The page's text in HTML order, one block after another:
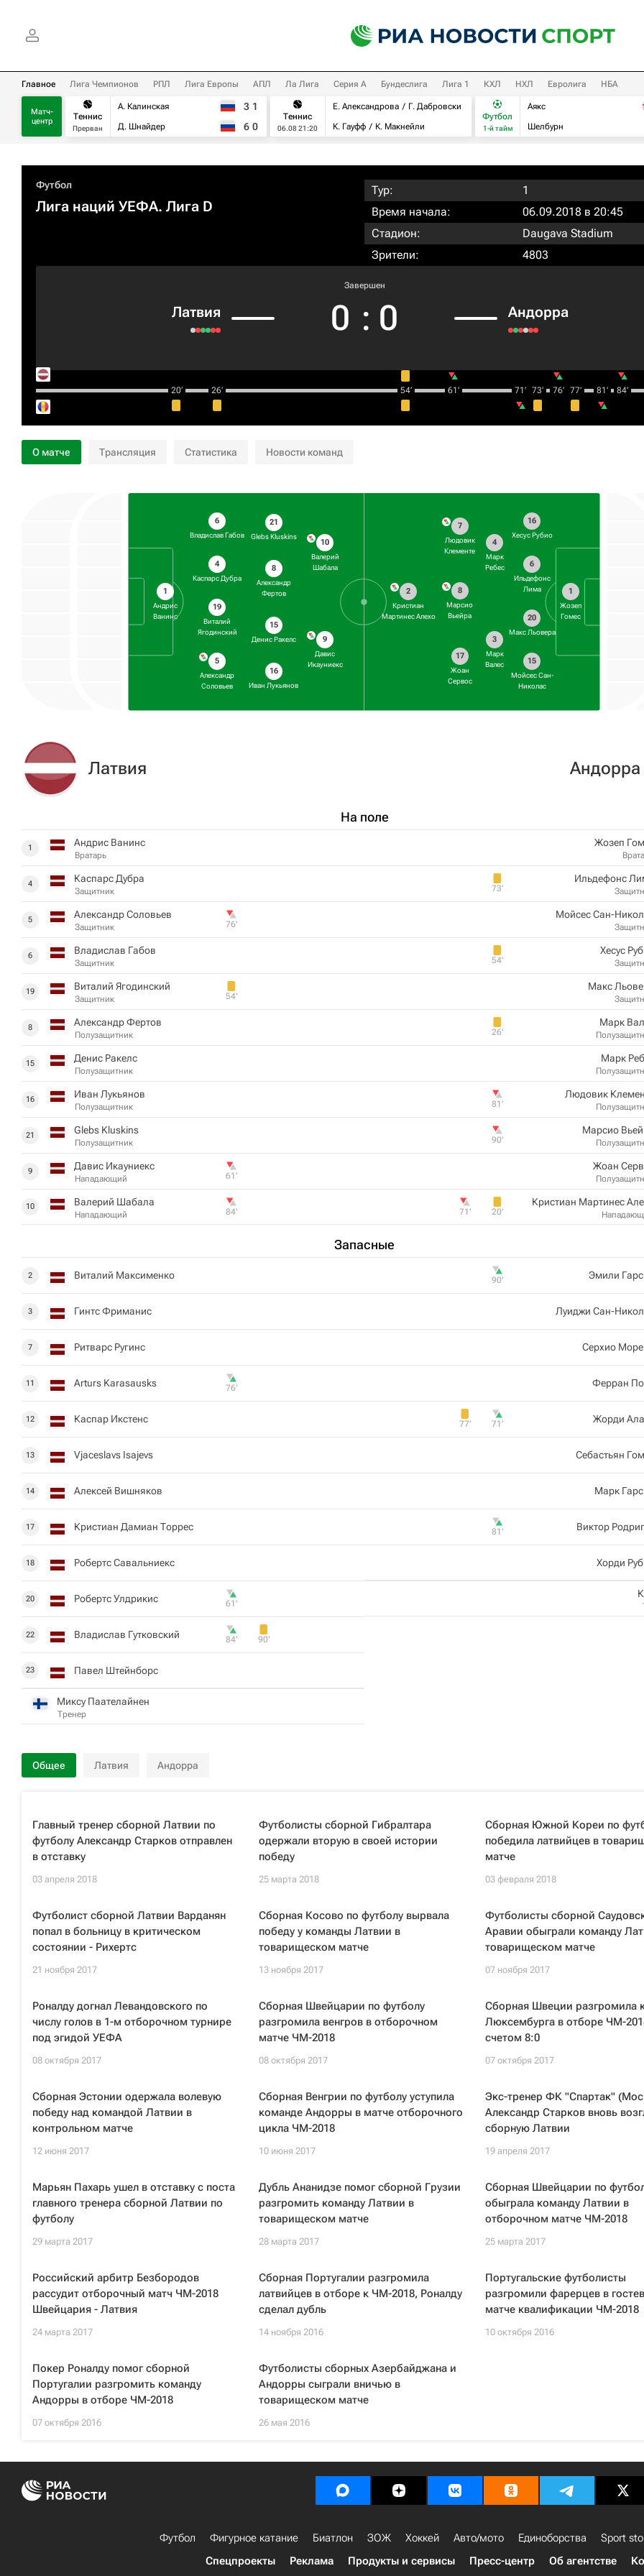
Главное Лига Чемпионов РПЛ Лига Европы АПЛ Ла Лига Серия А Бундеслига Лига 1 КХЛ НХЛ Евролига НБА
Матч-
центр
Теннис
Прерван
А. Калинская
Д. Шнайдер
3 1
6 0
Теннис
06.08 21:20
Е. Александрова
Г. Дабровски
К. Гауфф
К. Макнейли
Футбол
1-й тайм
Аякс
Шелбурн
Футбол
Лига наций УЕФА. Лига D
Тур:
1
Время начала:
06.09.2018 в 20:45
Стадион:
Daugava Stadium
Зрители:
4803
Латвия
Завершен
0 : 0 Андорра
20‎’‎ 26‎’‎ 54‎’‎ 61‎’‎ 71‎’‎ 73‎’‎ 76‎’‎ 77‎’‎ 81‎’‎ 84‎’‎
О матче Трансляция Статистика Новости команд
1
Андрис
Ванинс
6
Владислав Габов
4
Каспарс Дубра
19
Виталий
Ягодинский
5
Александр
Соловьев
21
Glebs Kluskins
8
Александр
Фертов
15
Денис Ракелс
16
Иван Лукьянов
10
Валерий
Шабала
9
Давис
Икауниекс
1
Жозеп
Гомес
16
Хесус Рубио
6
Ильдефонс
Лима
20
Макс Льовера
15
Мойсес Сан-
Николас
4
Марк
Ребес
3
Марк
Валес
7
Людовик
Клементе
8
Марсио
Вьейра
17
Жоан
Сервос
2
Кристиан
Мартинес Алехо
Латвия
На поле
1 Андрис Ванинс
Вратарь
4 Каспарс Дубра
Защитник
5 Александр Соловьев
Защитник 76‎’‎
6 Владислав Габов
Защитник
19 Виталий Ягодинский
Защитник 54‎’‎
8 Александр Фертов
Полузащитник
15 Денис Ракелс
Полузащитник
16 Иван Лукьянов
Полузащитник
21 Glebs Kluskins
Полузащитник
9 Давис Икауниекс
Нападающий 61‎’‎
10 Валерий Шабала
Нападающий 84‎’‎
Запасные
2 Виталий Максименко
3 Гинтс Фриманис
7 Ритварс Ругинс
11 Arturs Karasausks 76‎’‎
12 Каспар Икстенс
13 Vjaceslavs Isajevs
14 Алексей Вишняков
17 Кристиан Дамиан Торрес
18 Робертс Савальниекс
20 Робертс Улдрикис 61‎’‎
22 Владислав Гутковский 84‎’‎ 90‎’‎
23 Павел Штейнборс
Миксу Паателайнен
Тренер
Андорра
Жозеп
Ильдефонс
73‎’‎
Мойсес Сан-
Хесус
54‎’‎
Макс
Марк
26‎’‎
Марк
Людовик
81‎’‎
Марсио
90‎’‎
Жоан
Кристиан Мартинес
20‎’‎
71‎’‎
Эмили
90‎’‎
Луиджи Сан-
Серхио
Ферран
Жорди
71‎’‎
77‎’‎
Себастьян
Марк
Виктор
81‎’‎
Хорди
Общее Латвия Андорра
Главный тренер сборной Латвии по
футболу Александр Старков отправлен
в отставку
03 апреля 2018
Футболисты сборной Гибралтара
одержали вторую в своей истории
победу
25 марта 2018
Сборная Южной Кореи по
победила латвийцев в
матче
03 февраля 2018
Футболист сборной Латвии Варданян
попал в больницу в критическом
состоянии - Рихертс
21 ноября 2017
Сборная Косово по футболу вырвала
победу у команды Латвии в
товарищеском матче
13 ноября 2017
Футболисты сборной
Аравии обыграли команду
товарищеском матче
07 ноября 2017
Роналду догнал Левандовского по
числу голов в 1-м отборочном турнире
под эгидой УЕФА
08 октября 2017
Сборная Швейцарии по футболу
разгромила венгров в отборочном
матче ЧМ-2018
08 октября 2017
Сборная Швеции разгромила
Люксембурга в отборе ЧМ-
счетом 8:0
07 октября 2017
Сборная Эстонии одержала волевую
победу над командой Латвии в
контрольном матче
12 июня 2017
Сборная Венгрии по футболу уступила
команде Андорры в матче отборочного
цикла ЧМ-2018
10 июня 2017
Экс-тренер ФК "Спартак"
Александр Старков вновь
сборную Латвии
19 апреля 2017
Марьян Пахарь ушел в отставку с поста
главного тренера сборной Латвии по
футболу
29 марта 2017
Дубль Ананидзе помог сборной Грузии
разгромить команду Латвии в
товарищеском матче
28 марта 2017
Сборная Швейцарии по
обыграла команду Латвии в
отборочном матче ЧМ-2018
25 марта 2017
Российский арбитр Безбородов
рассудит отборочный матч ЧМ-2018
Швейцария - Латвия
24 марта 2017
Сборная Португалии разгромила
латвийцев в отборе к ЧМ-2018, Роналду
сделал дубль
14 ноября 2016
Португальские футболисты
разгромили фарерцев в
матче квалификации ЧМ-2018
10 октября 2016
Покер Роналду помог сборной
Португалии разгромить команду
Андорры в отборе ЧМ-2018
07 октября 2016
Футболисты сборных Азербайджана и
Андорры сыграли вничью в
товарищеском матче
26 мая 2016
Футбол Фигурное катание Биатлон ЗОЖ Хоккей Авто/мото Единоборства Sport
Спецпроекты
Реклама Продукты и сервисы Пресс-центр Об агентстве